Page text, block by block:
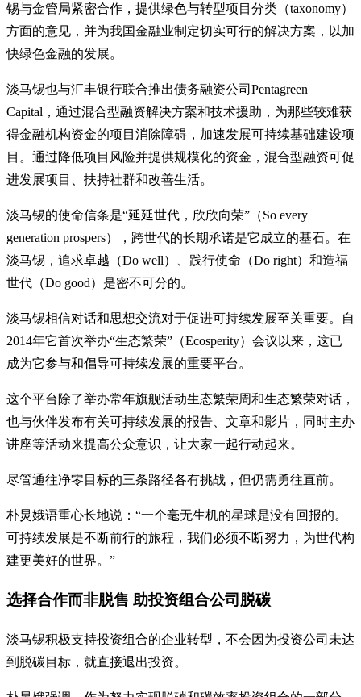
锡与金管局紧密合作，提供绿色与转型项目分类（taxonomy）
方面的意见，并为我国金融业制定切实可行的解决方案，以加
快绿色金融的发展。
淡马锡也与汇丰银行联合推出债务融资公司Pentagreen
Capital，通过混合型融资解决方案和技术援助，为那些较难获
得金融机构资金的项目消除障碍，加速发展可持续基础建设项
目。通过降低项目风险并提供规模化的资金，混合型融资可促
进发展项目、扶持社群和改善生活。
淡马锡的使命信条是“延延世代，欣欣向荣”（So every
generation prospers），跨世代的长期承诺是它成立的基石。在
淡马锡，追求卓越（Do well）、践行使命（Do right）和造福
世代（Do good）是密不可分的。
淡马锡相信对话和思想交流对于促进可持续发展至关重要。自
2014年它首次举办“生态繁荣”（Ecosperity）会议以来，这已
成为它参与和倡导可持续发展的重要平台。
这个平台除了举办常年旗舰活动生态繁荣周和生态繁荣对话，
也与伙伴发布有关可持续发展的报告、文章和影片，同时主办
讲座等活动来提高公众意识，让大家一起行动起来。
尽管通往净零目标的三条路径各有挑战，但仍需勇往直前。
朴炅娥语重心长地说：“一个毫无生机的星球是没有回报的。
可持续发展是不断前行的旅程，我们必须不断努力，为世代构
建更美好的世界。”
选择合作而非脱售 助投资组合公司脱碳
淡马锡积极支持投资组合的企业转型，不会因为投资公司未达
到脱碳目标，就直接退出投资。